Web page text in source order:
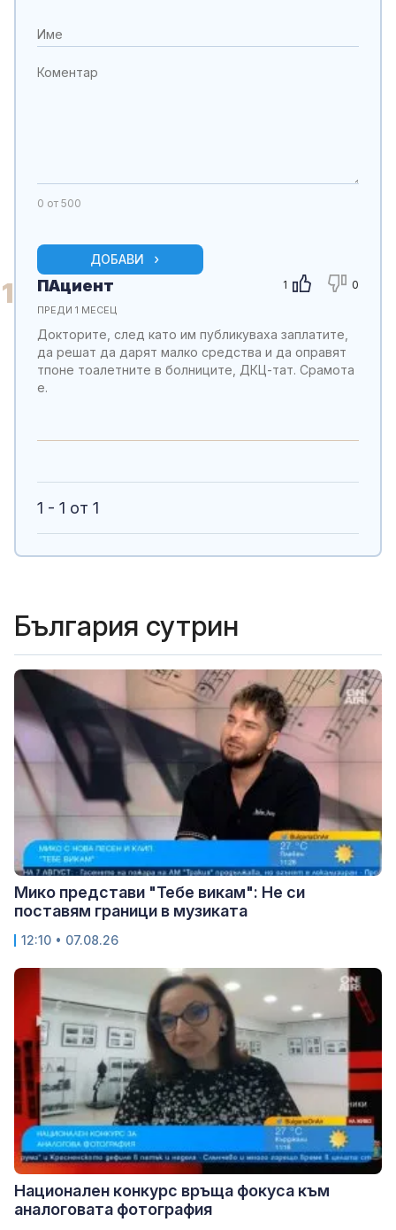
0 от 500
ДОБАВИ
1 1 0
ПАциент
ПРЕДИ 1 МЕСЕЦ
Докторите, след като им публикуваха заплатите,
да решат да дарят малко средства и да оправят
тпоне тоалетните в болниците, ДКЦ-тат. Срамота
е.
1 - 1 от 1
България сутрин
Мико представи "Тебе викам": Не си
поставям граници в музиката
12:10 • 07.08.26
Национален конкурс връща фокуса към
аналоговата фотография